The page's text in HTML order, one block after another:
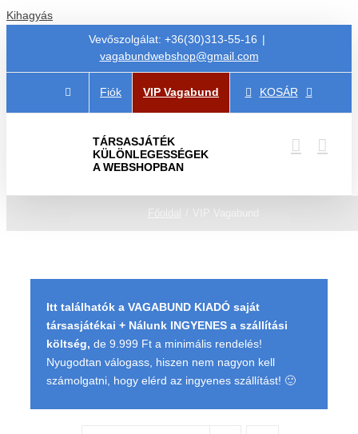
Kihagyás
Vevőszolgálat: +36(30)313-55-16 |
vagabundwebshop@gmail.com
Fiók VIP Vagabund KOSÁR
TÁRSASJÁTÉK
KÜLÖNLEGESSÉGEK
A WEBSHOPBAN
Főoldal VIP Vagabund
Itt találhatók a VAGABUND KIADÓ saját
társasjátékai + Nálunk INGYENES a szállítási
költség, de 9.999 Ft a minimális rendelés!
Nyugodtan válogass, hiszen nem nagyon kell
számolgatni, hogy elérd az ingyenes szállítást! 🙂